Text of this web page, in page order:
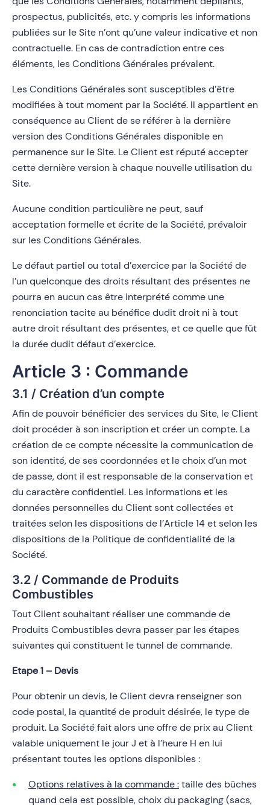
prospectus, publicités, etc. y compris les informations
publiées sur le Site n’ont qu’une valeur indicative et non
contractuelle. En cas de contradiction entre ces
éléments, les Conditions Générales prévalent.
Les Conditions Générales sont susceptibles d’être
modifiées à tout moment par la Société. Il appartient en
conséquence au Client de se référer à la dernière
version des Conditions Générales disponible en
permanence sur le Site. Le Client est réputé accepter
cette dernière version à chaque nouvelle utilisation du
Site.
Aucune condition particulière ne peut, sauf
acceptation formelle et écrite de la Société, prévaloir
sur les Conditions Générales.
Le défaut partiel ou total d’exercice par la Société de
l’un quelconque des droits résultant des présentes ne
pourra en aucun cas être interprété comme une
renonciation tacite au bénéfice dudit droit ni à tout
autre droit résultant des présentes, et ce quelle que fût
la durée dudit défaut d’exercice.
Article 3 : Commande
3.1 / Création d’un compte
Afin de pouvoir bénéficier des services du Site, le Client
doit procéder à son inscription et créer un compte. La
création de ce compte nécessite la communication de
son identité, de ses coordonnées et le choix d’un mot
de passe, dont il est responsable de la conservation et
du caractère confidentiel. Les informations et les
données personnelles du Client sont collectées et
traitées selon les dispositions de l’Article 14 et selon les
dispositions de la Politique de confidentialité de la
Société.
3.2 / Commande de Produits
Combustibles
Tout Client souhaitant réaliser une commande de
Produits Combustibles devra passer par les étapes
suivantes qui constituent le tunnel de commande.
Etape 1 – Devis
Pour obtenir un devis, le Client devra renseigner son
code postal, la quantité de produit désirée, le type de
produit. La Société fait alors une offre de prix au Client
valable uniquement le jour J et à l’heure H en lui
présentant toutes les options disponibles :
Options relatives à la commande :taille des bûches
quand cela est possible, choix du packaging (sacs,